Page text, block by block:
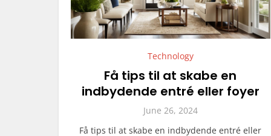
Technology
Få tips til at skabe en
indbydende entré eller foyer
June 26, 2024
Få tips til at skabe en indbydende entré eller